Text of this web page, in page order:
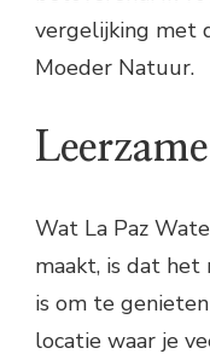
vergelijking met
Moeder Natuur.
Wat La Paz
maakt, is dat
is om te
locatie waar je